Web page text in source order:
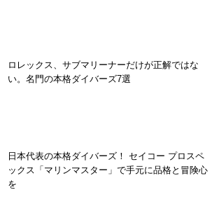
ロレックス、サブマリーナーだけが正解ではな
い。名門の本格ダイバーズ7選
日本代表の本格ダイバーズ！ セイコー プロスペ
ックス「マリンマスター」で手元に品格と冒険心
を